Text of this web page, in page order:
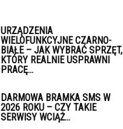
URZĄDZENIA
WIELOFUNKCYJNE CZARNO-
BIAŁE – JAK WYBRAĆ SPRZĘT,
KTÓRY REALNIE USPRAWNI
PRACĘ...
DARMOWA BRAMKA SMS W
2026 ROKU – CZY TAKIE
SERWISY WCIĄŻ...